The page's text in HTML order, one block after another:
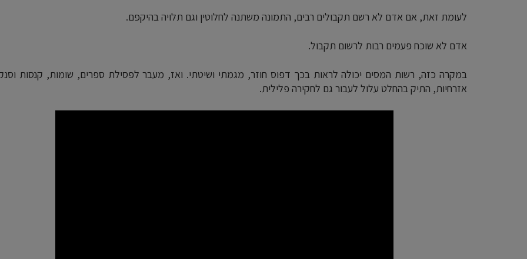
לעומת זאת, אם אדם לא רשם תקבולים רבים, התמונה משתנה לחלוטין וגם תלויה בהיקפם.
אדם לא שוכח פעמים רבות לרשום תקבול.
במקרה כזה, רשות המסים יכולה לראות בכך דפוס חוזר, מגמתי ושיטתי. ואז, מעבר לפסילת ספרים, שומות, קנסות
אזרחיות, התיק בהחלט עלול לעבור גם לחקירה פלילית.